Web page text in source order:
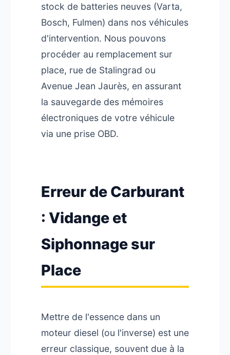
stock de batteries neuves (Varta,
Bosch, Fulmen) dans nos véhicules
d'intervention. Nous pouvons
procéder au remplacement sur
place, rue de Stalingrad ou
Avenue Jean Jaurès, en assurant
la sauvegarde des mémoires
électroniques de votre véhicule
via une prise OBD.
Erreur de Carburant
: Vidange et
Siphonnage sur
Place
Mettre de l'essence dans un
moteur diesel (ou l'inverse) est une
erreur classique, souvent due à la